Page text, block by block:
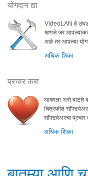
योगदान द्या
VideoLAN हे
म्हणजे जर
आहे तर आपल्या
अधिक शिका
प्रचार करा
आम्हाला असे वाटते
चित्रफीत
सॉफ्टवेअरचा
अधिक शिका